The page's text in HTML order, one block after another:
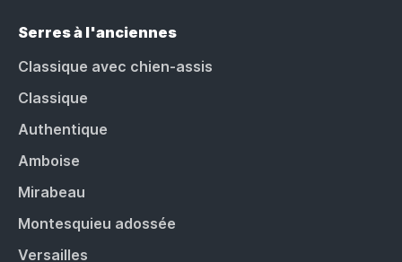
Serres à l'anciennes
Classique avec chien-assis
Classique
Authentique
Amboise
Mirabeau
Montesquieu adossée
Versailles